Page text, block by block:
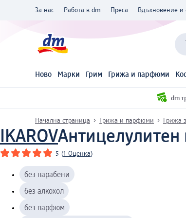
За нас Работа в dm Преса Вдъхновение и
Ново Марки Грим Грижа и парфюми
dm
Начална страница Грижа и парфюми Грижа
IKAROV
5 (1 Оценка)
без парабени
без алкохол
без парфюм